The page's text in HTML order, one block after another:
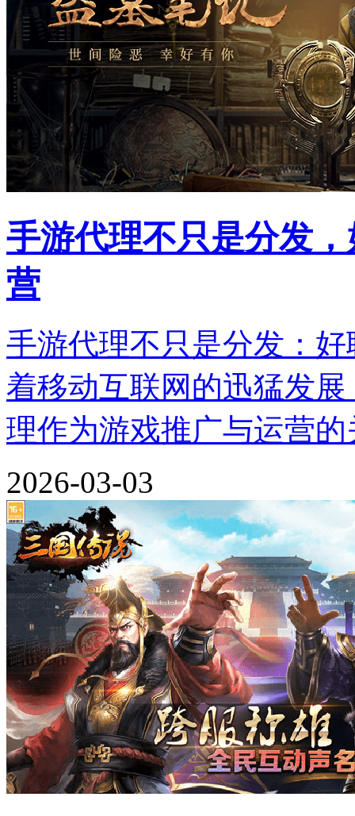
手游代理不只是分发
营
手游代理不只是分发：
着移动互联网的迅猛发
理作为游戏推广与运营
2026-03-03